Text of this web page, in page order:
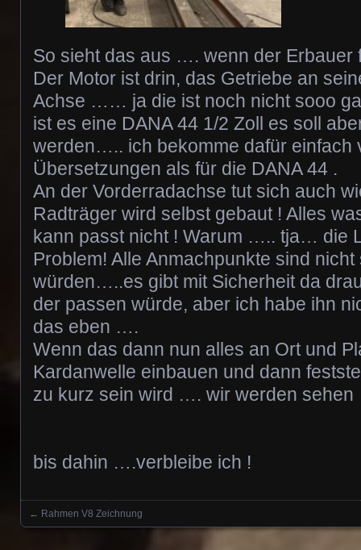
So sieht das aus …. wenn der Erbauer
Der Motor ist drin, das Getriebe an
Achse …… ja die ist noch nicht sooo
ist es eine DANA 44 1/2 Zoll es soll
werden….. ich bekomme dafür einfach
Übersetzungen als für die DANA 44 .
An der Vorderradachse tut sich auch
Radträger wird selbst gebaut ! Alles
kann passt nicht ! Warum ….. tja… die
Problem! Alle Anmachpunkte sind
würden…..es gibt mit Sicherheit da
der passen würde, aber ich habe ihn
das eben ….
Wenn das dann nun alles an Ort und
Kardanwelle einbauen und dann
zu kurz sein wird …. wir werden
bis dahin ….verbleibe ich !
Posts navigation
← Rahmen V8 Zeichnung